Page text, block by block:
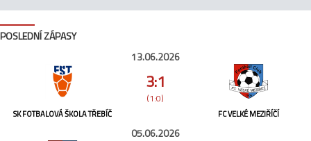
POSLEDNÍ ZÁPASY
SK FOTBALOVÁ ŠKOLA TŘEBÍČ
13.06.2026
3:1
(1:0)
FC VELKÉ MEZIŘÍČÍ
05.06.2026